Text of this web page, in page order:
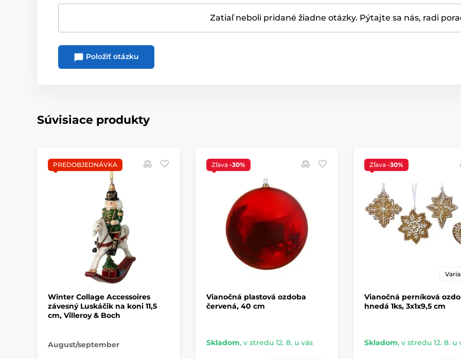
Zatiaľ neboli pridané žiadne otázky. Pýtajte sa nás, radi
Položiť otázku
Súvisiace produkty
PREDOBJEDNÁVKA
Winter Collage Accessoires
závesný Luskáčik na koni 11,5
cm, Villeroy & Boch
August/september
Zľava -30%
Vianočná plastová ozdoba
červená, 40 cm
Skladom, v stredu 12. 8. u vás
Zľava -30%
Vianočná perníková
hnedá 1ks, 3x1x9,5 cm
Skladom, v stredu 12. 8. u